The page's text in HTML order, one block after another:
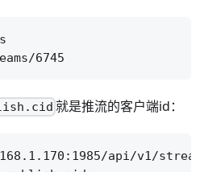
就是推流的客户端id：
api/v1/